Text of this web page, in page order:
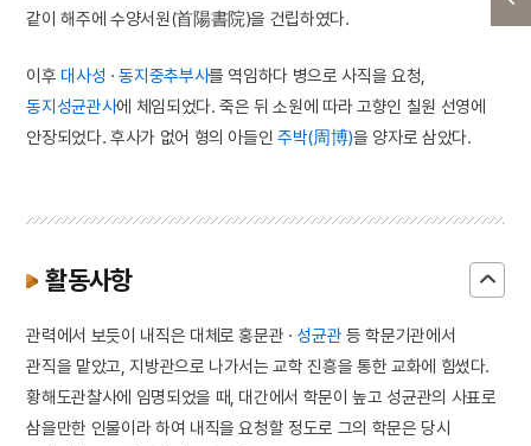
같이 해주에 수양서원(首陽書院)을 건립하였다.
이후 대사성 ·동지중추부사를 역임하다 병으로 사직을 요청,
동지성균관사에 체임되었다. 죽은 뒤 소원에 따라 고향인 칠원 선영에
안장되었다. 후사가 없어 형의 아들인주박(周博)을 양자로 삼았다.
활동사항
관력에서 보듯이 내직은 대체로 홍문관 · 성균관 등 학문기관에서
관직을 맡았고, 지방관으로 나가서는 교학 진흥을 통한 교화에 힘썼다.
황해도관찰사에 임명되었을 때, 대간에서 학문이 높고 성균관의 사표로
삼을만한 인물이라 하여 내직을 요청할 정도로 그의 학문은 당시